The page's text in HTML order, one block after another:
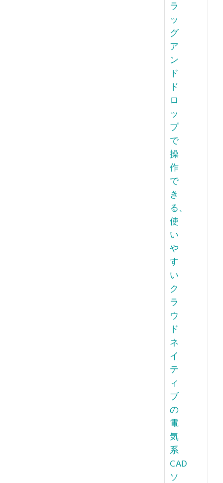
ラ
ッ
グ
ア
ン
ド
ド
ロ
ッ
プ
で
操
作
で
き
る、
使
い
や
す
い
ク
ラ
ウ
ド
ネ
イ
テ
ィ
ブ
の
電
気
系
CAD
ソ